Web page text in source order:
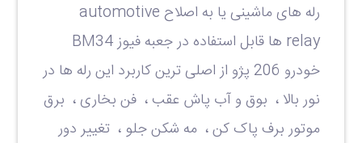
رله های ماشینی یا به اصلاح automotive
relay ها قابل استفاده در جعبه فیوزBM34
خودرو 206 پژو از اصلی ترین کاربرد این رله ها در
نور بالا ، بوق و آب پاش عقب ، فن بخاری ، برق
موتور برف پاک کن ، مه شکن جلو ، تغییر دور